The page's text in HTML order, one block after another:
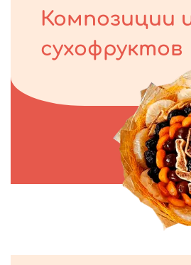
Композиции
сухофруктов